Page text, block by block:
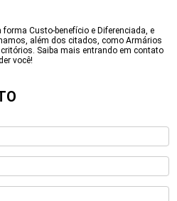
Custo-benefício e Diferenciada, e
além dos citados, como Armários
Saiba mais entrando em contato
você!